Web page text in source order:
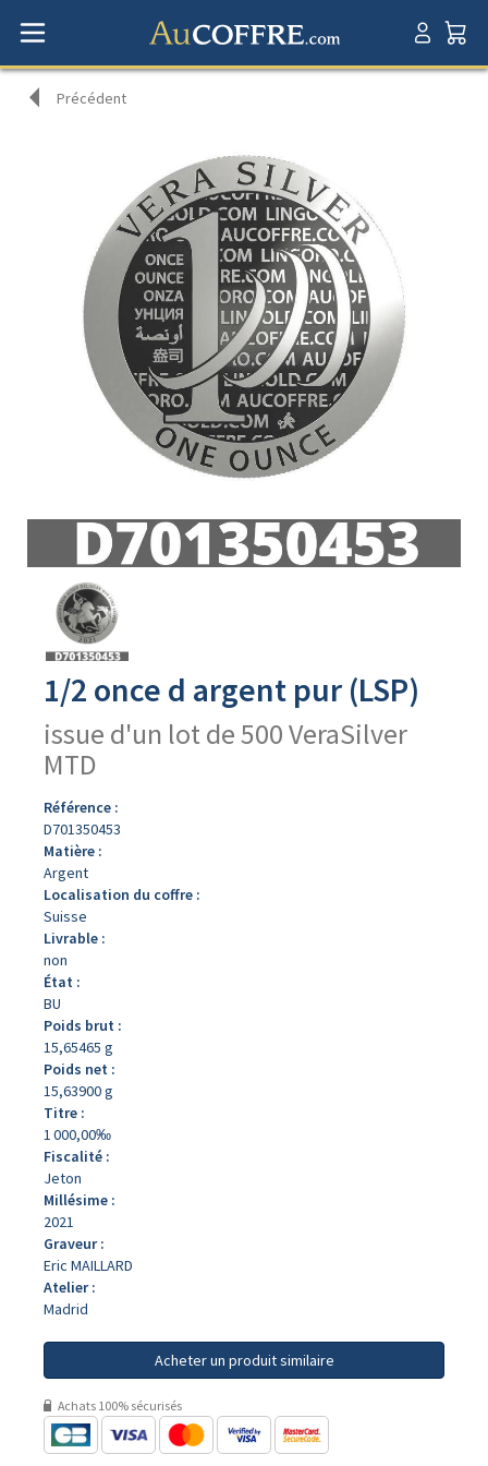
Précédent
produit
1/2 once d argent pur (LSP)
issue d'un lot de 500 VeraSilver
MTD
Référence :
D701350453
Matière :
Argent
Localisation du coffre :
Suisse
Livrable :
non
État :
BU
Poids brut :
15,65465 g
Poids net :
15,63900 g
Titre :
1 000,00‰
Fiscalité :
Jeton
Millésime :
2021
Graveur :
Eric MAILLARD
Atelier :
Madrid
Acheter un produit similaire
Achats 100% sécurisés